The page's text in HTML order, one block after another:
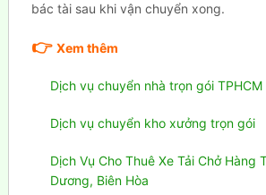
bác tài sau khi vận chuyển xong.
👉 Xem thêm
Dịch vụ chuyển nhà trọn gói TPHCM
Dịch vụ chuyển kho xưởng trọn gói
Dịch Vụ Cho Thuê Xe Tải Chở Hàng
Dương, Biên Hòa